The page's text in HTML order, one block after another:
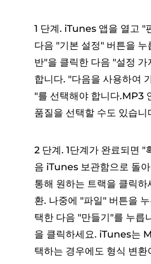
1 단계. iTunes 앱을 열고 "
다음 "기본 설정" 버튼을 누
반"을 클릭한 다음 "설정
합니다. "다음을 사용하여
"를 선택해야 합니다.MP3
품질을 선택할 수도 있습니
2 단계. 1단계가 완료되면 "
음 iTunes 보관함으로 돌
통해 원하는 트랙을 클릭
환. 나중에 "파일" 버튼을
택한 다음 "만들기"를 누릅
을 클릭하세요. iTunes는
택하는 경우에도 형식 변환